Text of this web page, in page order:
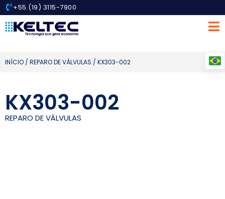
+55 (19) 3115-7900
INÍCIO / REPARO DE VÁLVULAS / KX303-002
KX303-002
REPARO DE VÁLVULAS